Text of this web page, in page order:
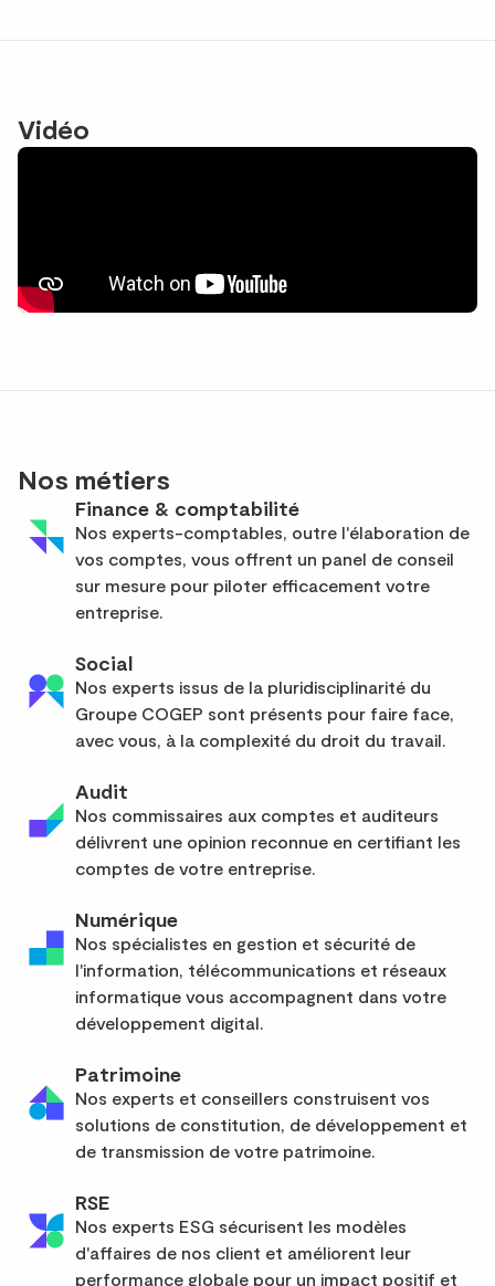
Vidéo
Nos métiers
Finance & comptabilité
Nos experts-comptables, outre l'élaboration de
vos comptes, vous offrent un panel de conseil
sur mesure pour piloter efficacement votre
entreprise.
Social
Nos experts issus de la pluridisciplinarité du
Groupe COGEP sont présents pour faire face,
avec vous, à la complexité du droit du travail.
Audit
Nos commissaires aux comptes et auditeurs
délivrent une opinion reconnue en certifiant les
comptes de votre entreprise.
Numérique
Nos spécialistes en gestion et sécurité de
l'information, télécommunications et réseaux
informatique vous accompagnent dans votre
développement digital.
Patrimoine
Nos experts et conseillers construisent vos
solutions de constitution, de développement et
de transmission de votre patrimoine.
RSE
Nos experts ESG sécurisent les modèles
d'affaires de nos client et améliorent leur
performance globale pour un impact positif et